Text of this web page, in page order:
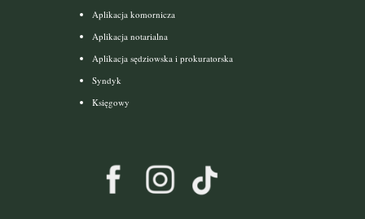
Aplikacja komornicza
Aplikacja notarialna
Aplikacja sędziowska i prokuratorska
Syndyk
Księgowy